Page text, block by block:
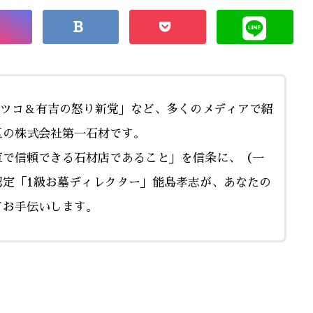
コ＆有吉の怒り新党」など、多くのメディアで紹
株式会社第一石材です。
信頼できる石材店であること」を信条に、（一
「1級お墓ディレクター」能島孝志が、あなたの
手伝いします。